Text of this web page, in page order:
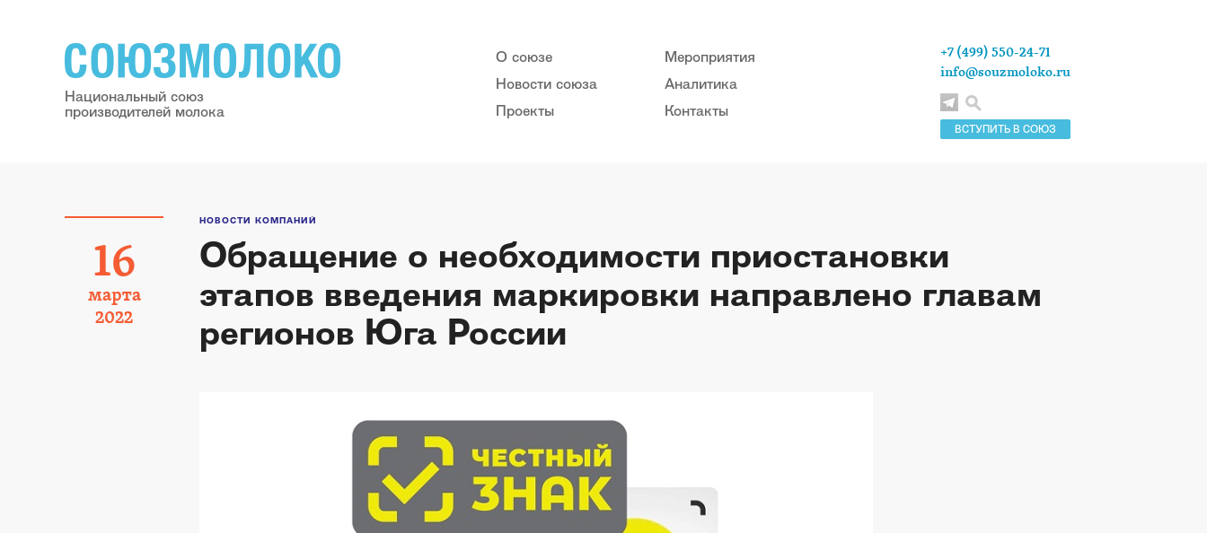
Национальный союз
производителей молока
О союзе
Новости союза
Проекты
Мероприятия
Аналитика
Контакты
ВСТУПИТЬ В СОЮЗ
+7 (499) 550-24-71
info@souzmoloko.ru
16
марта
2022
НОВОСТИ КОМПАНИЙ
Обращение о необходимости приостановки
этапов введения маркировки направлено главам
регионов Юга России